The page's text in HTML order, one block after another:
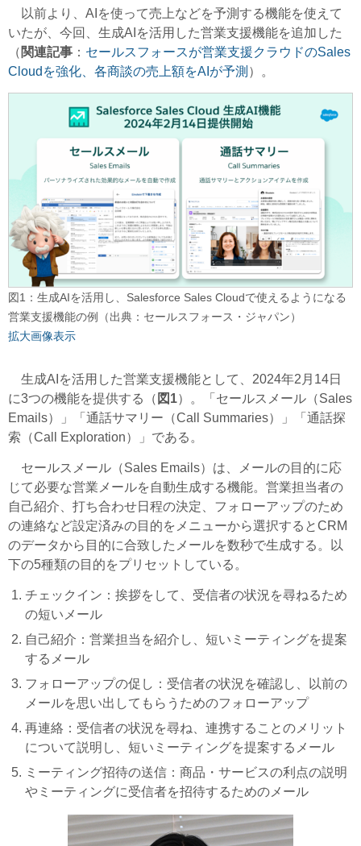
以前より、AIを使って売上などを予測する機能を使えて
いたが、今回、生成AIを活用した営業支援機能を追加した
（ 関連記事 ： セールスフォースが営業支援クラウドのSales
Cloudを強化、各商談の売上額をAIが予測 ）。
図1：生成AIを活用し、Salesforce Sales Cloudで使えるようになる
営業支援機能の例（出典：セールスフォース・ジャパン）
拡大画像表示
生成AIを活用した営業支援機能として、2024年2月14日
に3つの機能を提供する（ 図1）。「セールスメール（Sales
Emails）」「通話サマリー（Call Summaries）」「通話探
索（Call Exploration）」である。
セールスメール（Sales Emails）は、メールの目的に応
じて必要な営業メールを自動生成する機能。営業担当者の
自己紹介、打ち合わせ日程の決定、フォローアップのため
の連絡など設定済みの目的をメニューから選択するとCRM
のデータから目的に合致したメールを数秒で生成する。以
下の5種類の目的をプリセットしている。
チェックイン：挨拶をして、受信者の状況を尋ねるため
の短いメール
自己紹介：営業担当を紹介し、短いミーティングを提案
するメール
フォローアップの促し：受信者の状況を確認し、以前の
メールを思い出してもらうためのフォローアップ
再連絡：受信者の状況を尋ね、連携することのメリット
について説明し、短いミーティングを提案するメール
ミーティング招待の送信：商品・サービスの利点の説明
やミーティングに受信者を招待するためのメール